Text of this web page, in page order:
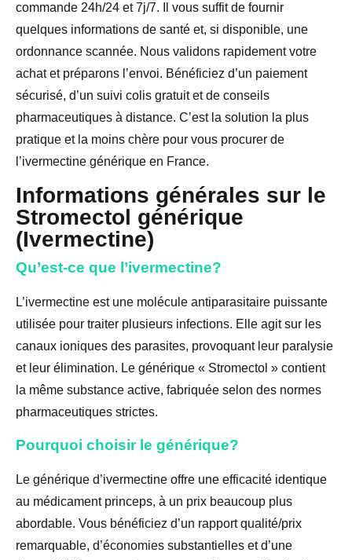
commande 24h/24 et 7j/7. Il vous suffit de fournir
quelques informations de santé et, si disponible, une
ordonnance scannée. Nous validons rapidement votre
achat et préparons l’envoi. Bénéficiez d’un paiement
sécurisé, d’un suivi colis gratuit et de conseils
pharmaceutiques à distance. C’est la solution la plus
pratique et la moins chère pour vous procurer de
l’ivermectine générique en France.
Informations générales sur le
Stromectol générique
(Ivermectine)
Qu’est-ce que l’ivermectine?
L’ivermectine est une molécule antiparasitaire puissante
utilisée pour traiter plusieurs infections. Elle agit sur les
canaux ioniques des parasites, provoquant leur paralysie
et leur élimination. Le générique « Stromectol » contient
la même substance active, fabriquée selon des normes
pharmaceutiques strictes.
Pourquoi choisir le générique?
Le générique d’ivermectine offre une efficacité identique
au médicament princeps, à un prix beaucoup plus
abordable. Vous bénéficiez d’un rapport qualité/prix
remarquable, d’économies substantielles et d’une